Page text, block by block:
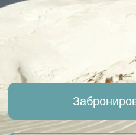
Забронировать место